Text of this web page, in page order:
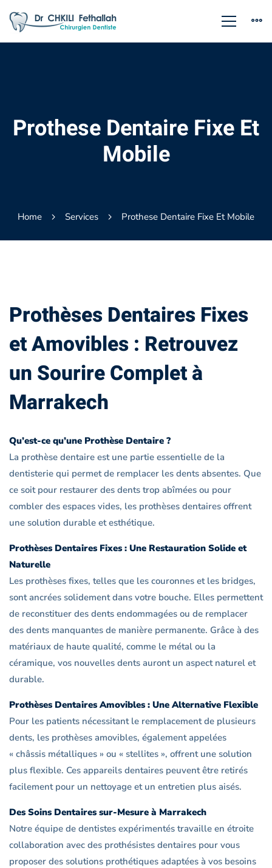
Prothese Dentaire Fixe Et
Mobile
Home Services Prothese Dentaire Fixe Et Mobile
Prothèses Dentaires Fixes
et Amovibles : Retrouvez
un Sourire Complet à
Marrakech
Qu’est-ce qu’une Prothèse Dentaire ?
La prothèse dentaire est une partie essentielle de la
dentisterie qui permet de remplacer les dents absentes. Que
ce soit pour restaurer des dents trop abîmées ou pour
combler des espaces vides, les prothèses dentaires offrent
une solution durable et esthétique.
Prothèses Dentaires Fixes : Une Restauration Solide et
Naturelle
Les prothèses fixes, telles que les couronnes et les bridges,
sont ancrées solidement dans votre bouche. Elles permettent
de reconstituer des dents endommagées ou de remplacer
des dents manquantes de manière permanente. Grâce à des
matériaux de haute qualité, comme le métal ou la
céramique, vos nouvelles dents auront un aspect naturel et
durable.
Prothèses Dentaires Amovibles : Une Alternative Flexible
Pour les patients nécessitant le remplacement de plusieurs
dents, les prothèses amovibles, également appelées
« châssis métalliques » ou « stellites », offrent une solution
plus flexible. Ces appareils dentaires peuvent être retirés
facilement pour un nettoyage et un entretien plus aisés.
Des Soins Dentaires sur-Mesure à Marrakech
Notre équipe de dentistes expérimentés travaille en étroite
collaboration avec des prothésistes dentaires pour vous
proposer des solutions prothétiques adaptées à vos besoins